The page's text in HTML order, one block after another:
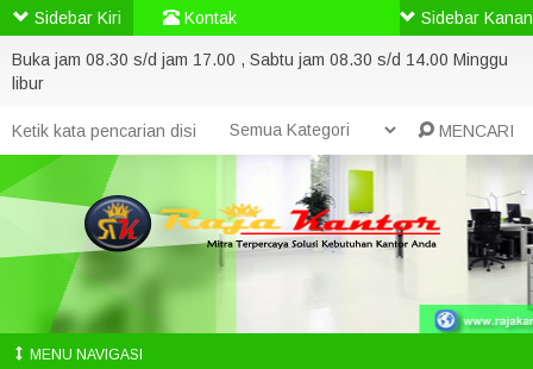
Buka jam 08.30 s/d jam 17.00 , Sabtu jam 08.30 s/d 14.00 Minggu
libur
MENCARI
MENU NAVIGASI
Sidebar Kiri Kontak Sidebar Kanan